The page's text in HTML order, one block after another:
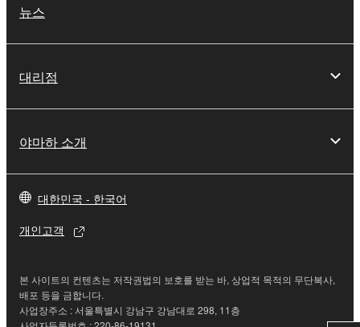
뉴스
대리점
야마하 소개
대한민국 - 한국어
개인고객
본 사이트의 컨텐츠는 저작권법의 보호를 받는 바, 상업적 목적의 무단복사,
배포 등을 금합니다.
사업장주소 : 서울특별시 강남구 강남대로 298, 11층